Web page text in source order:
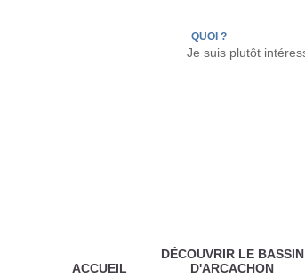
QUOI ?
ACCUEIL
DÉCOUVRIR LE BASSIN
D'ARCACHON